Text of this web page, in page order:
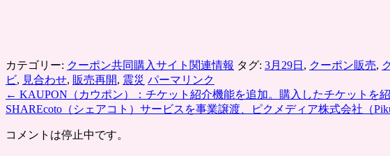
カテゴリー: クーポン共同購入サイト関連情報 タグ: 3月29日 , クーポン販売,
ビ, 見合わせ, 販売再開, 震災 パーマリンク
← KAUPON（カウポン）：チケット紹介機能を追加。購入したチケットを
SHAREcoto（シェアコト）サービスを事業譲渡、ピクメディア株式会社（
コメントは停止中です。